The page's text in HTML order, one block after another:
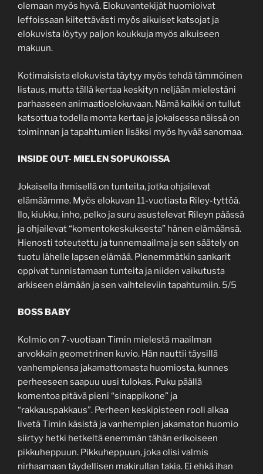
olemaan myös hyvä. Elokuvantekijät huomioivat
leffoissaan kiitettävästi myös aikuiset katsojat ja
elokuvista löytyy paljon koukkuja myös aikuiseen
makuun.
Kotimaisista elokuvista täytyy myös tehdä tämmöinen
listaus, mutta tällä kertaa keskityn neljään mielestäni
parhaaseen animaatioelokuvaan. Nämä kaikki on tullut
katsottua todella monta kertaa ja jokaisessa näissä on
toiminnan ja tapahtumien lisäksi myös hyvää sanomaa.
INSIDE OUT- MIELEN SOPUKOISSA
Jokaisella ihmisellä on tunteita, jotka ohjailevat
elämäämme. Myös elokuvan 11-vuotiasta Riley-tyttöä.
Ilo, kiukku, inho, pelko ja suru asustelevat Rileyn päässä
ja ohjailevat “komentokeskuksesta” hänen elämäänsä.
Hienosti toteutettu ja tunnemaailma ja sen säätely on
tuotu lähelle lapsen elämää. Pienemmätkin sankarit
oppivat tunnistamaan tunteita ja niiden vaikutusta
arkiseen elämään ja sen vaihteleviin tapahtumiin. 5/5
BOSS BABY
Kolmio on 7-vuotiaan Timin mielestä maailman
arvokkain geometrinen kuvio. Hän nauttii täysillä
vanhempiensa jakamattomasta huomiosta, kunnes
perheeseen saapuu uusi tulokas. Puku päällä
komentoa pitävä pieni “sinappikone” ja
“rakkauspakkaus”. Perheen keskipisteen rooli alkaa
livetä Timin käsistä ja vanhempien jakamaton huomio
siirtyy hetki hetkeltä enemmän tähän erikoiseen
pikkuheppuun. Pikkuheppuun, joka olisi valmis
nirhaamaan täydellisen makirullan takia. Ei ehkä ihan